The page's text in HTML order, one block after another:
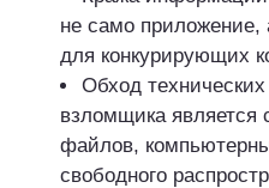
не само приложение,
для конкурирующих
Обход
взломщика является
файлов,
свободного